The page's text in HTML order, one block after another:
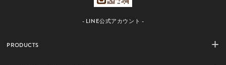
- LINE公式アカウント -
PRODUCTS